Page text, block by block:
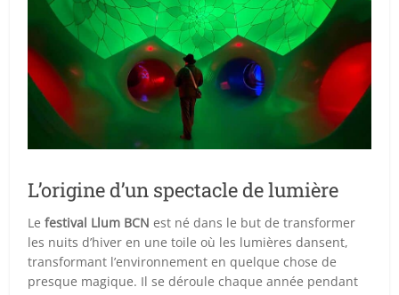
L’origine d’un spectacle de lumière
Lefestival Llum BCN est né dans le but de transformer
les nuits d’hiver en une toile où les lumières dansent,
transformant l’environnement en quelque chose de
presque magique. Il se déroule chaque année pendant